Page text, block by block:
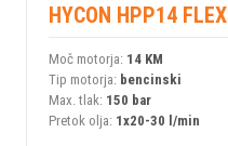
HYCON HPP14 FLEX
Moč motorja: 14 KM
Tip motorja: bencinski
Max. tlak: 150 bar
Pretok olja: 1x20-30 l/min